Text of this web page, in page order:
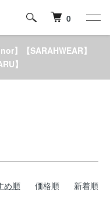
0
】【SARAHWEAR】
】
め順 価格順 新着順